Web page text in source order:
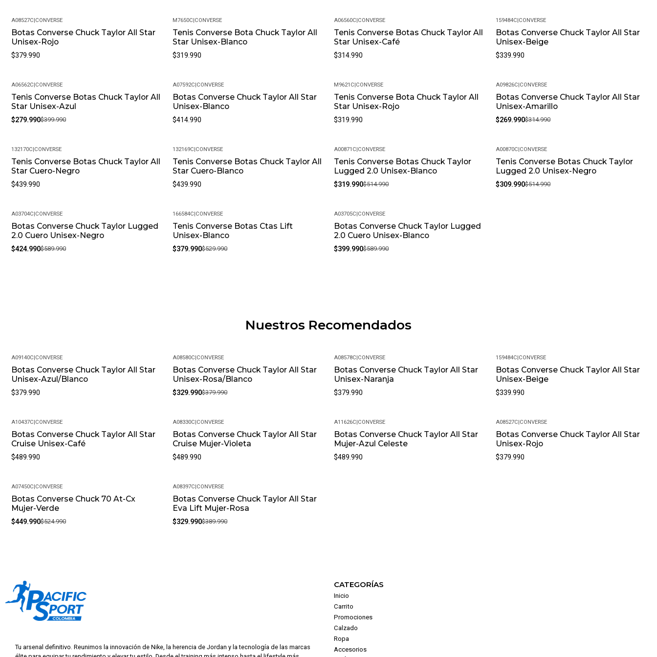
A08527C|CONVERSE
Botas Converse Chuck Taylor All Star
Unisex-Rojo
$379.990
M7650C|CONVERSE
Tenis Converse Bota Chuck Taylor All
Star Unisex-Blanco
$319.990
A06560C|CONVERSE
Tenis Converse Botas Chuck Taylor All
Star Unisex-Café
$314.990
159484C|CONVERSE
Botas Converse Chuck Taylor All Star
Unisex-Beige
$339.990
-30%
A06562C|CONVERSE
Tenis Converse Botas Chuck Taylor All
Star Unisex-Azul
$279.990$399.990
A07592C|CONVERSE
Botas Converse Chuck Taylor All Star
Unisex-Blanco
$414.990
M9621C|CONVERSE
Tenis Converse Bota Chuck Taylor All
Star Unisex-Rojo
$319.990
-14%
A09826C|CONVERSE
Botas Converse Chuck Taylor All Star
Unisex-Amarillo
$269.990$314.990
132170C|CONVERSE
Tenis Converse Botas Chuck Taylor All
Star Cuero-Negro
$439.990
132169C|CONVERSE
Tenis Converse Botas Chuck Taylor All
Star Cuero-Blanco
$439.990
-38%
A00871C|CONVERSE
Tenis Converse Botas Chuck Taylor
Lugged 2.0 Unisex-Blanco
$319.990$514.990
-40%
A00870C|CONVERSE
Tenis Converse Botas Chuck Taylor
Lugged 2.0 Unisex-Negro
$309.990$514.990
-28%
A03704C|CONVERSE
Botas Converse Chuck Taylor Lugged
2.0 Cuero Unisex-Negro
$424.990$589.990
-28%
166584C|CONVERSE
Tenis Converse Botas Ctas Lift
Unisex-Blanco
$379.990$529.990
-32%
A03705C|CONVERSE
Botas Converse Chuck Taylor Lugged
2.0 Cuero Unisex-Blanco
$399.990$589.990
Nuestros Recomendados
A09140C|CONVERSE
Botas Converse Chuck Taylor All Star
Unisex-Azul/Blanco
$379.990
-13%
A08580C|CONVERSE
Botas Converse Chuck Taylor All Star
Unisex-Rosa/Blanco
$329.990$379.990
A08578C|CONVERSE
Botas Converse Chuck Taylor All Star
Unisex-Naranja
$379.990
159484C|CONVERSE
Botas Converse Chuck Taylor All Star
Unisex-Beige
$339.990
A10437C|CONVERSE
Botas Converse Chuck Taylor All Star
Cruise Unisex-Café
$489.990
A08330C|CONVERSE
Botas Converse Chuck Taylor All Star
Cruise Mujer-Violeta
$489.990
A11626C|CONVERSE
Botas Converse Chuck Taylor All Star
Mujer-Azul Celeste
$489.990
A08527C|CONVERSE
Botas Converse Chuck Taylor All Star
Unisex-Rojo
$379.990
-14%
A07450C|CONVERSE
Botas Converse Chuck 70 At-Cx
Mujer-Verde
$449.990$524.990
-15%
A08397C|CONVERSE
Botas Converse Chuck Taylor All Star
Eva Lift Mujer-Rosa
$329.990$389.990
Tu arsenal definitivo. Reunimos la innovación de Nike, la herencia de Jordan y la tecnología de las marcas
CATEGORÍAS
Inicio
Carrito
Promociones
Calzado
Ropa
Accesorios